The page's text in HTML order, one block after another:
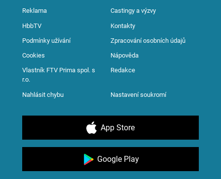
Reklama Castingy a výzvy
HbbTV Kontakty
Podmínky užívání Zpracování osobních údajů
Cookies Nápověda
Vlastník FTV Prima spol. s
r.o.
Redakce
Nahlásit chybu Nastavení soukromí
App Store
Google Play